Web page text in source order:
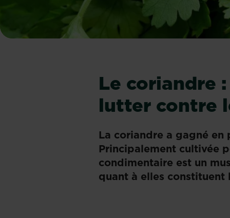
Le coriandre
lutter contre
La coriandre a gagné en
Principalement cultivée
condimentaire est un
quant à elles